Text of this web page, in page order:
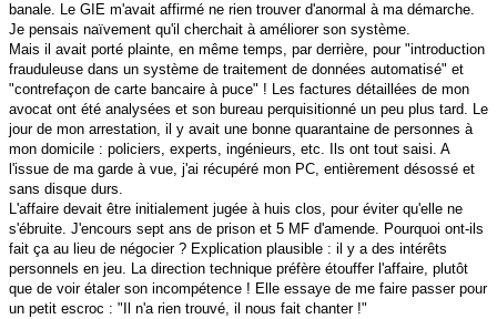
banale. Le GIE m'avait affirmé ne rien trouver d'anormal à ma démarche.
Je pensais naïvement qu'il cherchait à améliorer son système.
Mais il avait porté plainte, en même temps, par derrière, pour "introduction
frauduleuse dans un système de traitement de données automatisé" et
"contrefaçon de carte bancaire à puce" ! Les factures détaillées de mon
avocat ont été analysées et son bureau perquisitionné un peu plus tard. Le
jour de mon arrestation, il y avait une bonne quarantaine de personnes à
mon domicile : policiers, experts, ingénieurs, etc. Ils ont tout saisi. A
l'issue de ma garde à vue, j'ai récupéré mon PC, entièrement désossé et
sans disque durs.
L'affaire devait être initialement jugée à huis clos, pour éviter qu'elle ne
s'ébruite. J'encours sept ans de prison et 5 MF d'amende. Pourquoi ont-ils
fait ça au lieu de négocier ? Explication plausible : il y a des intérêts
personnels en jeu. La direction technique préfère étouffer l'affaire, plutôt
que de voir étaler son incompétence ! Elle essaye de me faire passer pour
un petit escroc : "Il n'a rien trouvé, il nous fait chanter !"